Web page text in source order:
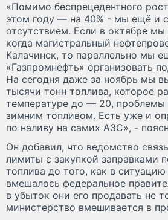
«Помимо беспрецедентного
этом году — на 40% - мы ещё и
отсутствием. Если в октябре
когда магистральный
Калачинск, то параллельно мы
«Газпромнефть» организовать
На сегодня даже за ноябрь мы
тысячи тонн топлива, которое
температуре до — 20, проблемы
зимним топливом. Есть уже и
по наливу на самих АЗС», -
Он добавил, что ведомство
лимиты с закупкой заправками
топлива до того, как в
вмешалось федеральное
в убыток они его продавать не
министерство вмешивается в